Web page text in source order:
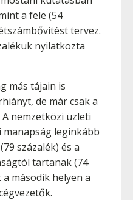
a fele (54
tervez.
nyilatkozta
más tájain is
de már csak a
nemzetközi üzleti
manapság leginkább
százalék) és a
tartanak (74
második helyen a